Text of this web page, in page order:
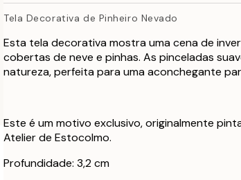
Tela Decorativa de Pinheiro Nevado
Esta tela decorativa mostra uma cena de
cobertas de neve e pinhas. As pinceladas
natureza, perfeita para uma aconchegante
Este é um motivo exclusivo, originalmente
Atelier de Estocolmo.
Profundidade: 3,2 cm